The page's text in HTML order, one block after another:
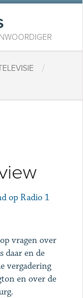
/
op Radio 1
vragen over
daar en de
vergadering
en over de